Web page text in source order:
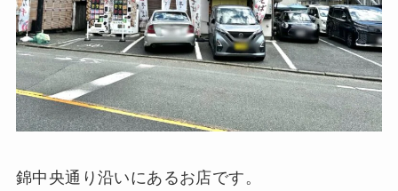
錦中央通り沿いにあるお店です。